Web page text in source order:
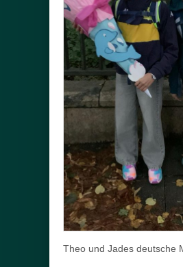
Theo und Jades deutsche